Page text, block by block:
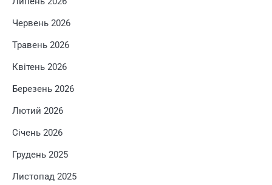
Червень 2026
Травень 2026
Квітень 2026
Березень 2026
Лютий 2026
Січень 2026
Грудень 2025
Листопад 2025